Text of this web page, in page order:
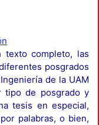
texto completo, las
posgrados
de la UAM
tipo de posgrado y
tesis en especial,
palabras, o bien,